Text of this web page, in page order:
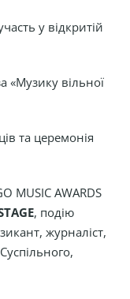
у відкритій
«Музику вільної
та церемонія
MUSIC AWARDS
, подію
журналіст,